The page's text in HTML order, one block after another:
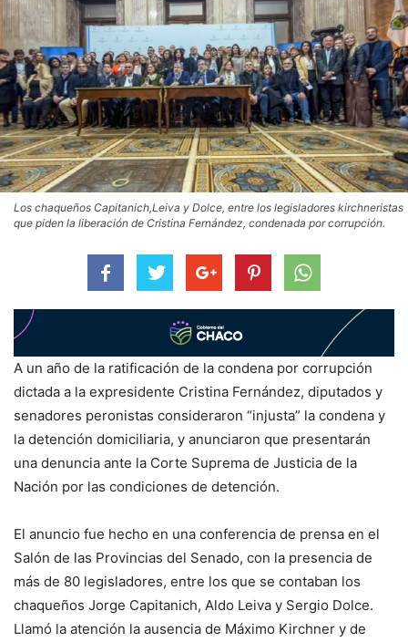
Los chaqueños Capitanich,Leiva y Dolce, entre los legisladores kirchneristas
que piden la liberación de Cristina Fernández, condenada por corrupción.
A un año de la ratificación de la condena por corrupción
dictada a la expresidente Cristina Fernández, diputados y
senadores peronistas consideraron “injusta” la condena y
la detención domiciliaria, y anunciaron que presentarán
una denuncia ante la Corte Suprema de Justicia de la
Nación por las condiciones de detención.
El anuncio fue hecho en una conferencia de prensa en el
Salón de las Provincias del Senado, con la presencia de
más de 80 legisladores, entre los que se contaban los
chaqueños Jorge Capitanich, Aldo Leiva y Sergio Dolce.
Llamó la atención la ausencia de Máximo Kirchner y de